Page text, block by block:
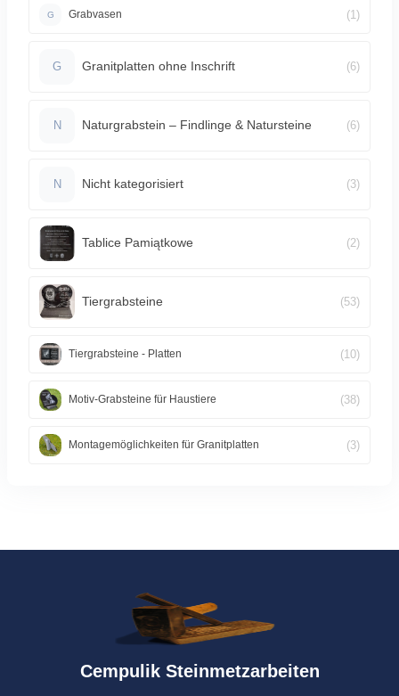
G Grabvasen (1)
G Granitplatten ohne Inschrift (6)
N Naturgrabstein – Findlinge & Natursteine (6)
N Nicht kategorisiert (3)
Tablice Pamiątkowe (2)
Tiergrabsteine (53)
Tiergrabsteine - Platten (10)
Motiv-Grabsteine für Haustiere (38)
Montagemöglichkeiten für Granitplatten (3)
Cempulik Steinmetzarbeiten